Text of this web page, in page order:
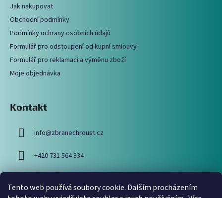
Tento web používá soubory cookie. Dalším procházením
Jak nakupovat
Obchodní podmínky
Podmínky ochrany osobních údajů
Formulář pro odstoupení od kupní smlouvy
Formulář pro reklamaci a výměnu zboží
Moje objednávka
Kontakt
info@zbranechroust.cz
+420 731 564 334